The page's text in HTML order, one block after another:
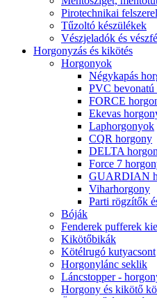
Pirotechnikai
Tűzoltó készülékek
Vészjeladók és
Horgonyzás és kikötés
Horgonyok
Négykapás
PVC bevonatú
FORCE
Ekevas
Laphorgonyok
CQR horgony
DELTA
Force 7
GUARDIAN
Viharhorgony
Parti rögzítők
Bóják
Fenderek pufferek
Kikötőbikák
Kötélrugó kutyacsont
Horgonylánc seklik
Láncstopper -
Horgony és kikötő